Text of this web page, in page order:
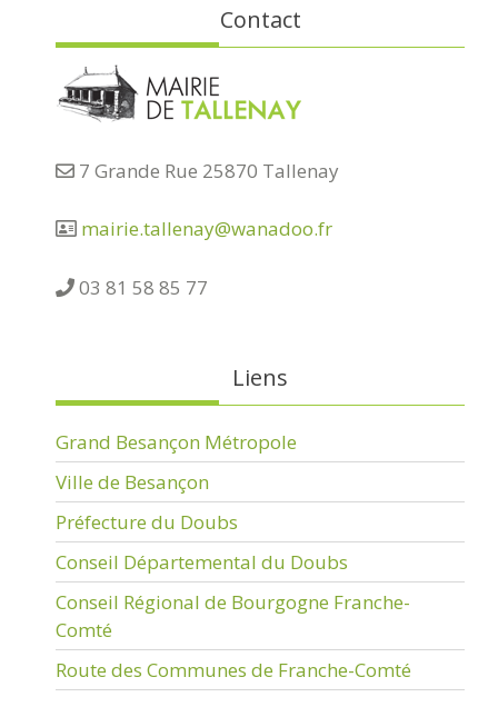
Contact
7 Grande Rue 25870 Tallenay
mairie.tallenay@wanadoo.fr
03 81 58 85 77
Liens
Grand Besançon Métropole
Ville de Besançon
Préfecture du Doubs
Conseil Départemental du Doubs
Conseil Régional de Bourgogne Franche-
Comté
Route des Communes de Franche-Comté